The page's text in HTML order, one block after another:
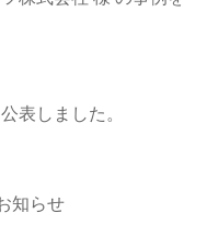
表しました。
知らせ